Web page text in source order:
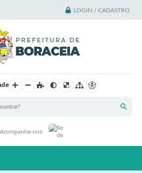
LOGIN / CADASTRO
Acompanhe-nos: